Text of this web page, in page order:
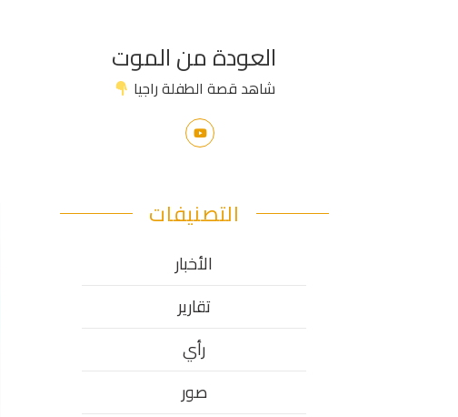
العودة من الموت
شاهد قصة الطفلة راجيا
التصنيفات
الأخبار
تقارير
رأي
صور